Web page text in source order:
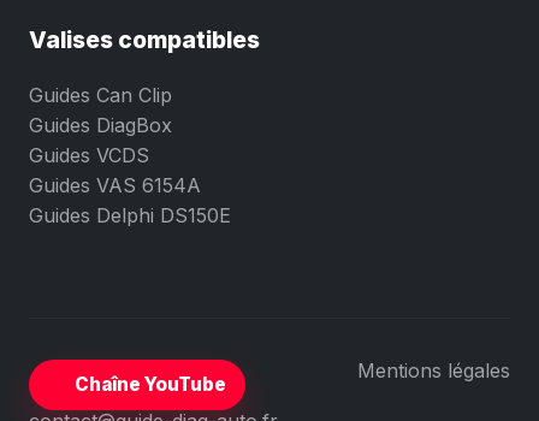
Valises compatibles
Guides Can Clip
Guides DiagBox
Guides VCDS
Guides VAS 6154A
Guides Delphi DS150E
Chaîne YouTube
Mentions légales